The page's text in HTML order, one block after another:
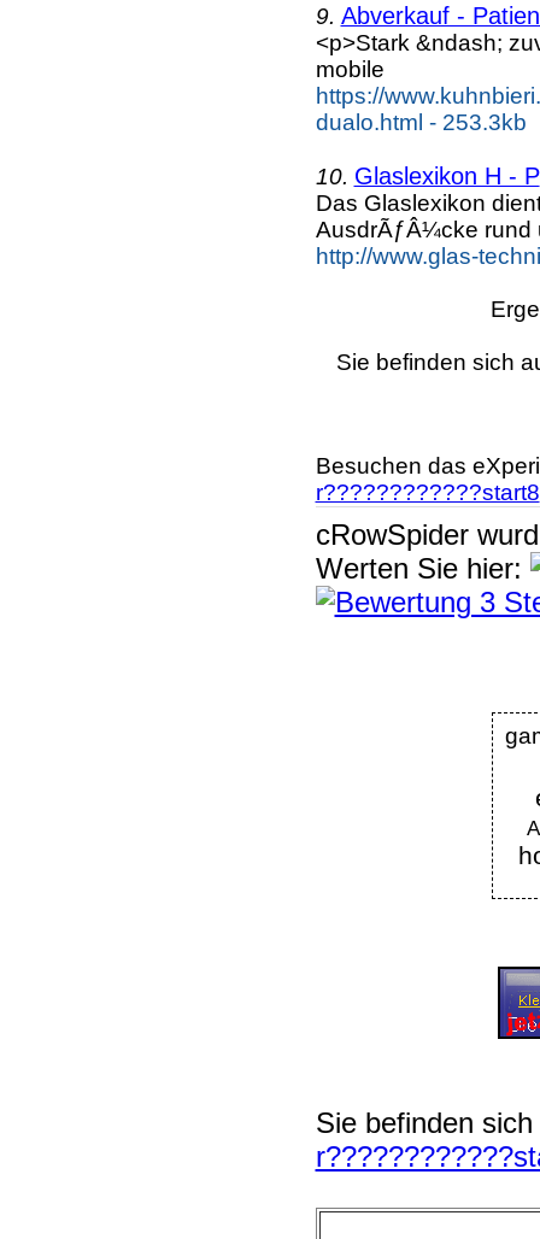
9. Abverkauf -
<p>Stark &ndash;
mobile
https://
dualo.html - 253.3kb
10. Glaslexikon H - P
Das Glaslexikon
AusdrÃƒÂ¼cke rund
http://www.glas-
Sie befinden sich
Besuchen das
r????????????start8
cRowSpider
Werten Sie hier:
Sie befinden